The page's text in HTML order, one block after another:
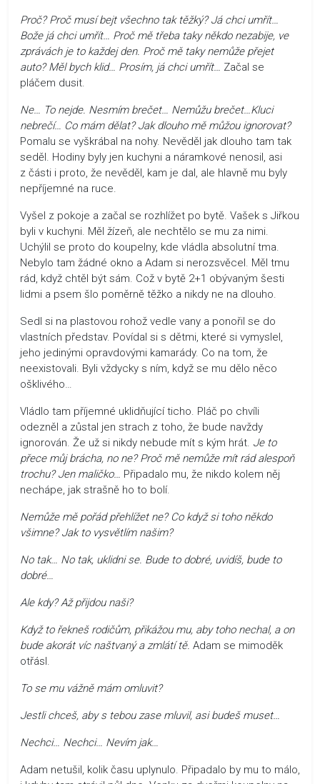
Proč? Proč musí bejt všechno tak těžký? Já chci umřít…
Bože já chci umřít… Proč mě třeba taky někdo nezabije, ve
zprávách je to každej den. Proč mě taky nemůže přejet
auto? Měl bych klid… Prosím, já chci umřít… Začal se
pláčem dusit.
Ne… To nejde. Nesmím brečet… Nemůžu brečet…Kluci
nebrečí… Co mám dělat? Jak dlouho mě můžou ignorovat?
Pomalu se vyškrábal na nohy. Nevěděl jak dlouho tam tak
seděl. Hodiny byly jen kuchyni a náramkové nenosil, asi
z části i proto, že nevěděl, kam je dal, ale hlavně mu byly
nepříjemné na ruce.
Vyšel z pokoje a začal se rozhlížet po bytě. Vašek s Jiřkou
byli v kuchyni. Měl žízeň, ale nechtělo se mu za nimi.
Uchýlil se proto do koupelny, kde vládla absolutní tma.
Nebylo tam žádné okno a Adam si nerozsvěcel. Měl tmu
rád, když chtěl být sám. Což v bytě 2+1 obývaným šesti
lidmi a psem šlo poměrně těžko a nikdy ne na dlouho.
Sedl si na plastovou rohož vedle vany a ponořil se do
vlastních představ. Povídal si s dětmi, které si vymyslel,
jeho jedinými opravdovými kamarády. Co na tom, že
neexistovali. Byli vždycky s ním, když se mu dělo něco
ošklivého…
Vládlo tam příjemné uklidňující ticho. Pláč po chvíli
odezněl a zůstal jen strach z toho, že bude navždy
ignorován. Že už si nikdy nebude mít s kým hrát. Je to
přece můj brácha, no ne? Proč mě nemůže mít rád alespoň
trochu? Jen maličko… Připadalo mu, že nikdo kolem něj
nechápe, jak strašně ho to bolí.
Nemůže mě pořád přehlížet ne? Co když si toho někdo
všimne? Jak to vysvětlím našim?
No tak… No tak, uklidni se. Bude to dobré, uvidíš, bude to
dobré…
Ale kdy? Až přijdou naši?
Když to řekneš rodičům, přikážou mu, aby toho nechal, a on
bude akorát víc naštvaný a zmlátí tě. Adam se mimoděk
otřásl.
To se mu vážně mám omluvit?
Jestli chceš, aby s tebou zase mluvil, asi budeš muset…
Nechci… Nechci… Nevím jak…
Adam netušil, kolik času uplynulo. Připadalo by mu to málo,